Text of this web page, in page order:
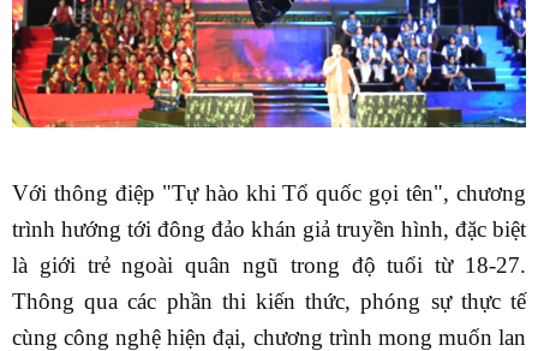
Với thông điệp "Tự hào khi Tổ quốc gọi tên", chương
trình hướng tới đông đảo khán giả truyền hình, đặc biệt
là giới trẻ ngoài quân ngũ trong độ tuổi từ 18-27.
Thông qua các phần thi kiến thức, phóng sự thực tế
cùng công nghệ hiện đại, chương trình mong muốn lan